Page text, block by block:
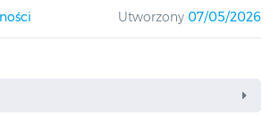
Utworzony 07/05/2026